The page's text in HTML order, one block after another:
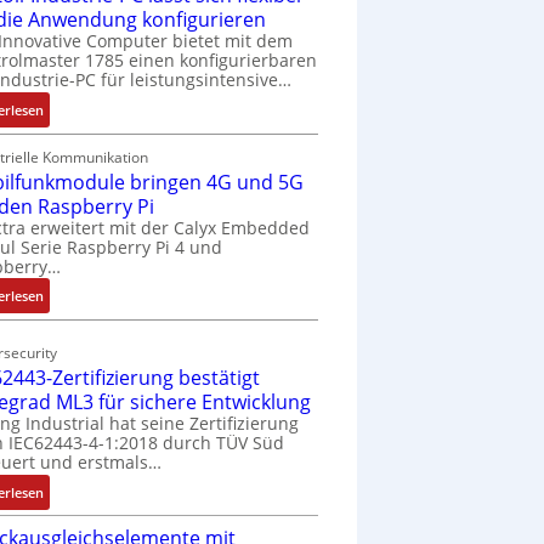
Anwendung konfigurieren
Computer bietet mit dem
1785 einen konfigurierbaren
PC für leistungsintensive…
:
1
9
-
Z
o
l
l
-
I
d
u
s
t
r
i
e
Kommunikation
bringen 4G und 5G
Raspberry Pi
erweitert mit der Calyx Embedded
Serie Raspberry Pi 4 und
:
M
b
i
l
f
u
n
k
Zertifizierung bestätigt
ML3 für sichere Entwicklung
Industrial hat seine Zertifizierung
IEC62443-4-1:2018 durch TÜV Süd
und erstmals…
:
I
E
mit